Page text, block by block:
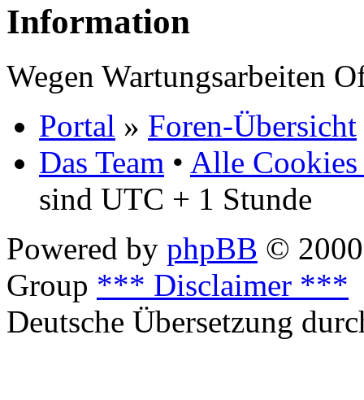
Information
Wegen Wartungsarbeiten
Portal » Foren-Übersicht
Das Team • Alle Cookies
sind UTC + 1 Stunde
Powered by phpBB ©
Group *** Disclaimer ***
Deutsche Übersetzung